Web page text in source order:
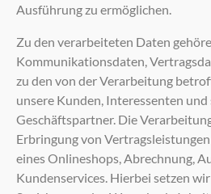
Ausführung zu ermöglichen.
Zu den verarbeiteten Daten
Kommunikationsdaten,
zu den von der Verarbeitung
unsere Kunden, Interessenten und
Geschäftspartner. Die
Erbringung von
eines Onlineshops, Abrechnung,
Kundenservices. Hierbei setzen